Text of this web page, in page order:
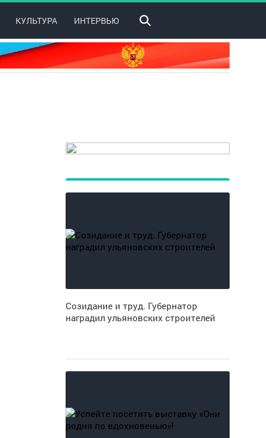
КУЛЬТУРА ИНТЕРВЬЮ
Созидание и труд. Губернатор
наградил ульяновских строителей